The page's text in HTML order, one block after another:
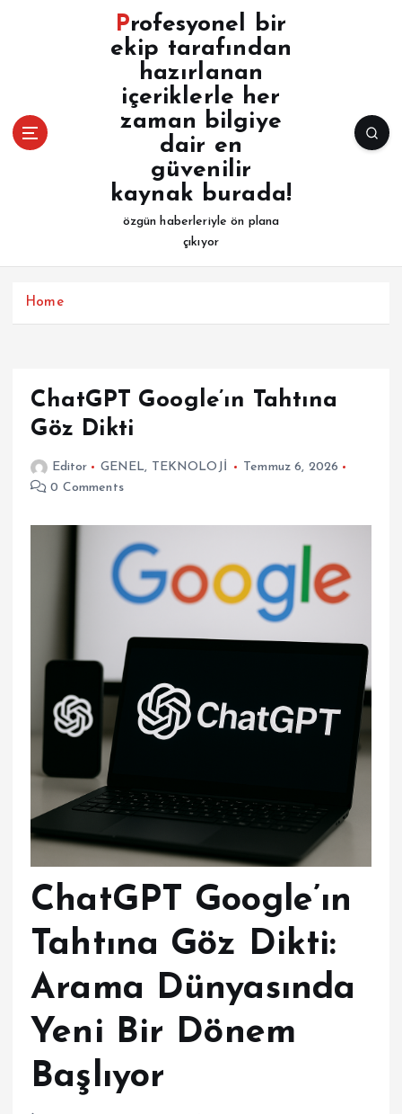
Profesyonel bir
ekip tarafından
hazırlanan
içeriklerle her
zaman bilgiye
dair en
güvenilir
kaynak burada!
özgün haberleriyle ön plana
çıkıyor
Home
ChatGPT Google’ın Tahtına
Göz Dikti
Editor GENEL, TEKNOLOJİ
Temmuz 6, 2026
0 Comments
ChatGPT Google’ın
Tahtına Göz Dikti:
Arama Dünyasında
Yeni Bir Dönem
Başlıyor